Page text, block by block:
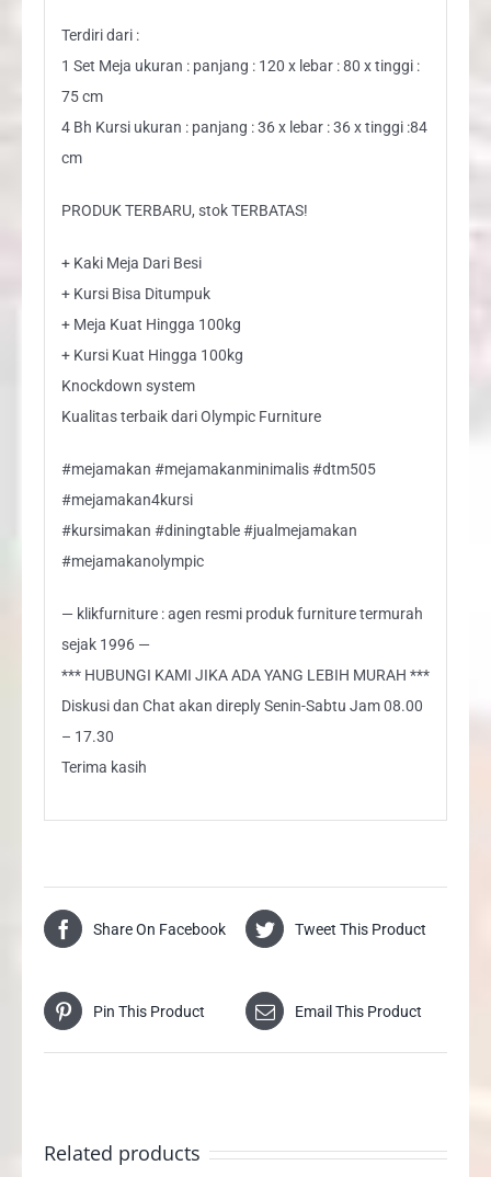
Terdiri dari :
1 Set Meja ukuran : panjang : 120 x lebar : 80 x tinggi :
75 cm
4 Bh Kursi ukuran : panjang : 36 x lebar : 36 x tinggi :84
cm
PRODUK TERBARU, stok TERBATAS!
+ Kaki Meja Dari Besi
+ Kursi Bisa Ditumpuk
+ Meja Kuat Hingga 100kg
+ Kursi Kuat Hingga 100kg
Knockdown system
Kualitas terbaik dari Olympic Furniture
#mejamakan #mejamakanminimalis #dtm505
#mejamakan4kursi
#kursimakan #diningtable #jualmejamakan
#mejamakanolympic
— klikfurniture : agen resmi produk furniture termurah
sejak 1996 —
*** HUBUNGI KAMI JIKA ADA YANG LEBIH MURAH ***
Diskusi dan Chat akan direply Senin-Sabtu Jam 08.00
– 17.30
Terima kasih
Share On Facebook Tweet This Product
Pin This Product Email This Product
Related products